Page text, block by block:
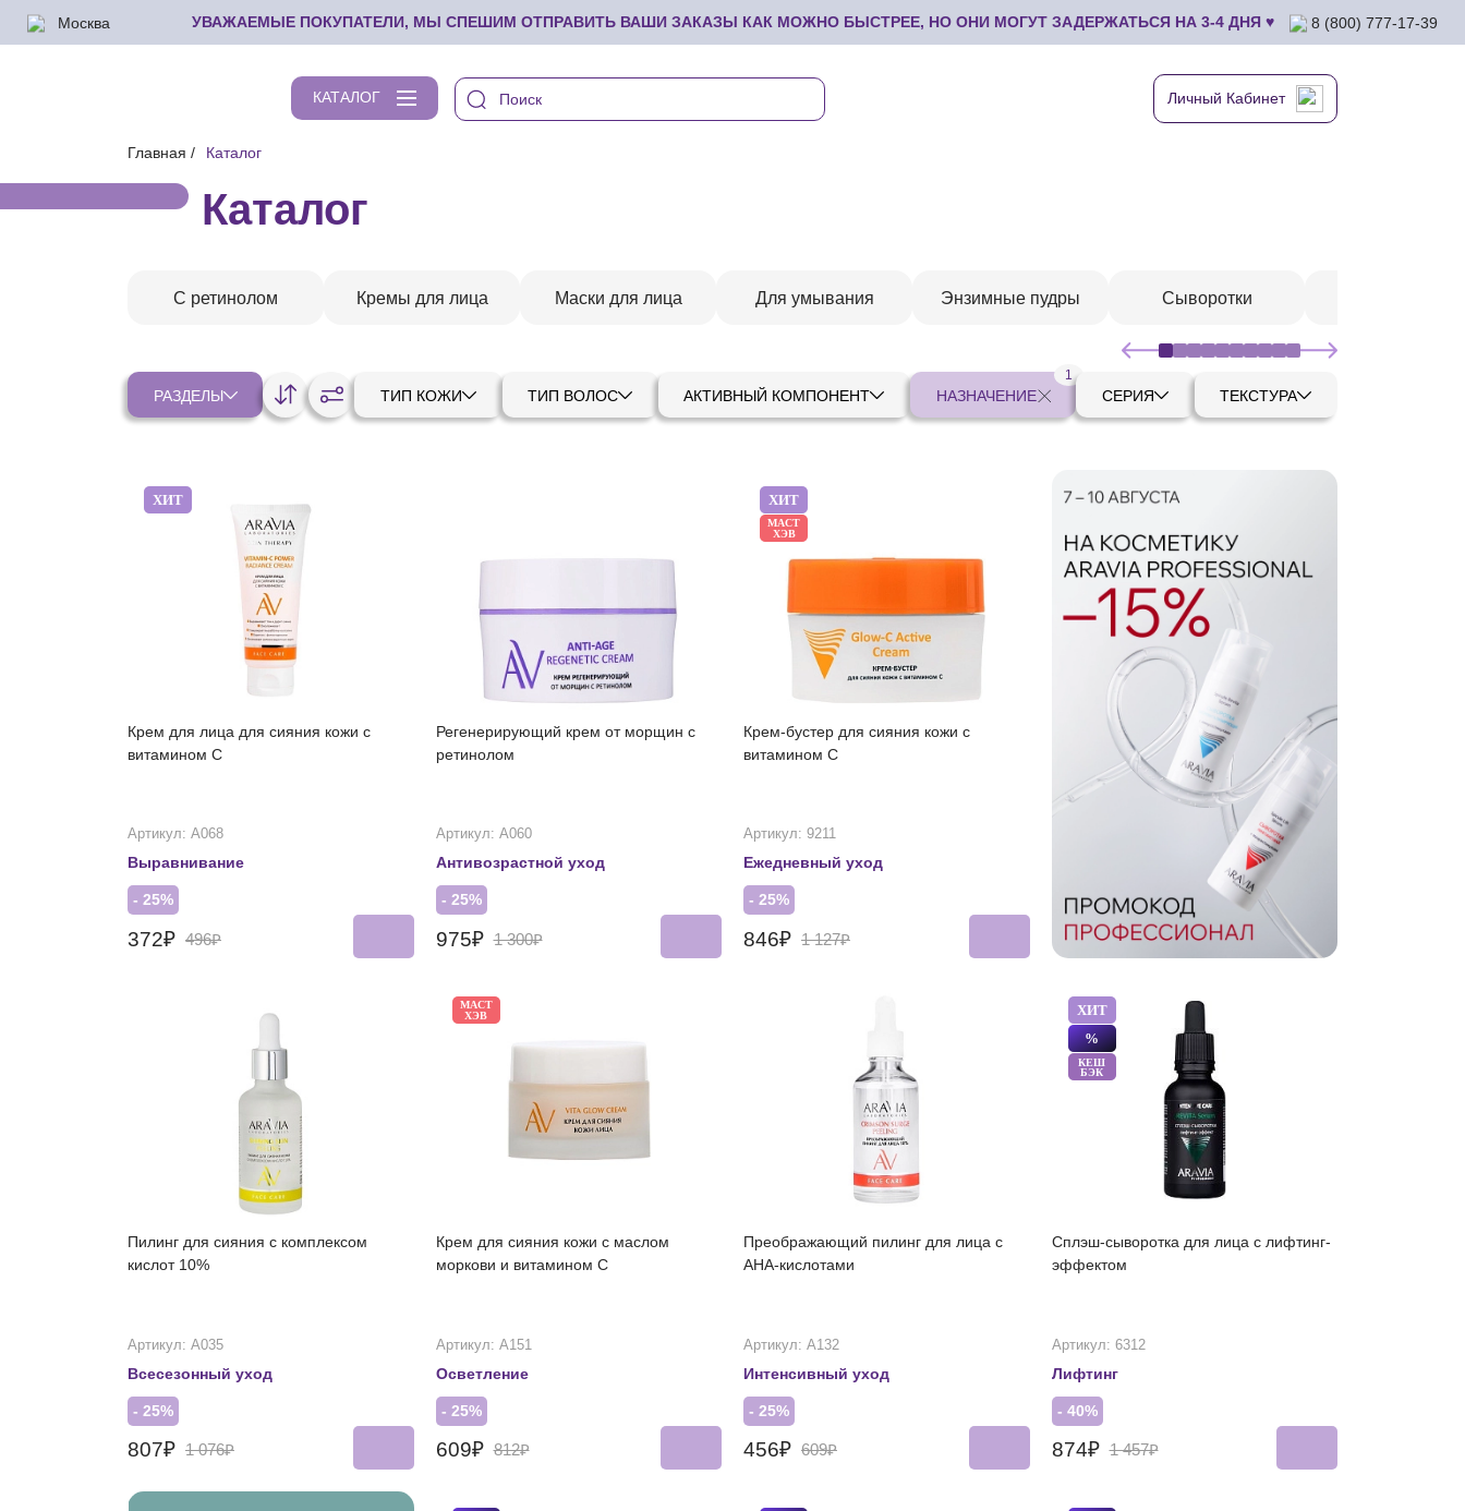
УВАЖАЕМЫЕ ПОКУПАТЕЛИ, МЫ СПЕШИМ ОТПРАВИТЬ ВАШИ ЗАКАЗЫ КАК МОЖНО БЫСТРЕЕ, НО ОНИ МОГУТ ЗАДЕРЖАТЬСЯ НА 3-4 ДНЯ ♥
Москва 8 (800) 777-17-39
КАТАЛОГ Личный Кабинет
Главная Каталог
Каталог
С ретинолом Кремы для лица Маски для лица Для умывания Энзимные пудры Сыворотки
РАЗДЕЛЫ ТИП КОЖИ ТИП ВОЛОС АКТИВНЫЙ КОМПОНЕНТ НАЗНАЧЕНИЕ
1
СЕРИЯ ТЕКСТУРА
ХИТ
Крем для лица для сияния кожи с
витамином С
Артикул: А068
Выравнивание
- 25%
372₽ 496₽
Регенерирующий крем от морщин с
ретинолом
Артикул: А060
Антивозрастной уход
- 25%
975₽ 1 300₽
ХИТ
МАСТ
ХЭВ
Крем-бустер для сияния кожи с
витамином С
Артикул: 9211
Ежедневный уход
- 25%
846₽ 1 127₽
Пилинг для сияния с комплексом
кислот 10%
Артикул: А035
Всесезонный уход
- 25%
807₽ 1 076₽
МАСТ
ХЭВ
Крем для сияния кожи с маслом
моркови и витамином C
Артикул: А151
Осветление
- 25%
609₽ 812₽
Преображающий пилинг для лица с
АНА-кислотами
Артикул: А132
Интенсивный уход
- 25%
456₽ 609₽
ХИТ
%
КЕШ
БЭК
Сплэш-сыворотка для лица с лифтинг-
эффектом
Артикул: 6312
Лифтинг
- 40%
874₽ 1 457₽